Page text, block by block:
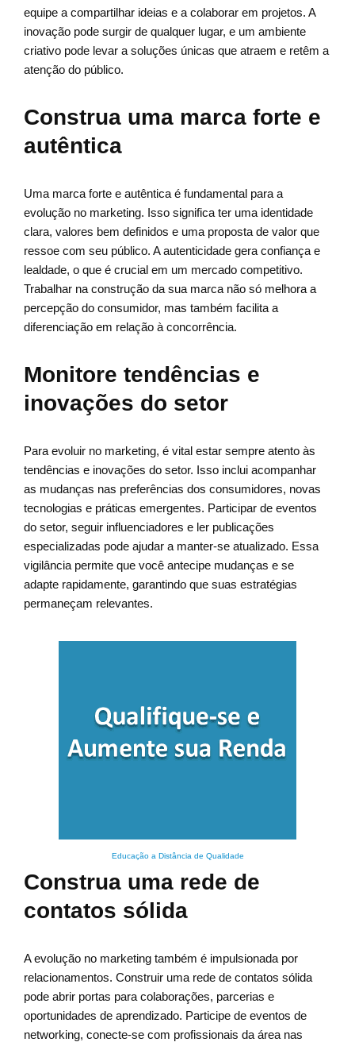
equipe a compartilhar ideias e a colaborar em projetos. A
inovação pode surgir de qualquer lugar, e um ambiente
criativo pode levar a soluções únicas que atraem e retêm a
atenção do público.
Construa uma marca forte e
autêntica
Uma marca forte e autêntica é fundamental para a
evolução no marketing. Isso significa ter uma identidade
clara, valores bem definidos e uma proposta de valor que
ressoe com seu público. A autenticidade gera confiança e
lealdade, o que é crucial em um mercado competitivo.
Trabalhar na construção da sua marca não só melhora a
percepção do consumidor, mas também facilita a
diferenciação em relação à concorrência.
Monitore tendências e
inovações do setor
Para evoluir no marketing, é vital estar sempre atento às
tendências e inovações do setor. Isso inclui acompanhar
as mudanças nas preferências dos consumidores, novas
tecnologias e práticas emergentes. Participar de eventos
do setor, seguir influenciadores e ler publicações
especializadas pode ajudar a manter-se atualizado. Essa
vigilância permite que você antecipe mudanças e se
adapte rapidamente, garantindo que suas estratégias
permaneçam relevantes.
Educação a Distância de Qualidade
Construa uma rede de
contatos sólida
A evolução no marketing também é impulsionada por
relacionamentos. Construir uma rede de contatos sólida
pode abrir portas para colaborações, parcerias e
oportunidades de aprendizado. Participe de eventos de
networking, conecte-se com profissionais da área nas